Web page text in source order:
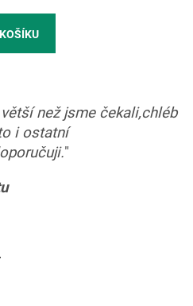
než jsme čekali,chléb
i ostatní
"